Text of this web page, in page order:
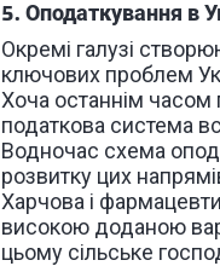
5. Оподаткування в
Окремі галузі
ключових проблем
Хоча останнім часом
податкова система
Водночас схема
розвитку цих
Харчова і
високою доданою
цьому сільське